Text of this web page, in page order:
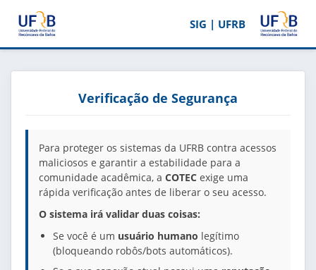
SIG | UFRB
Verificação de Segurança
Para proteger os sistemas da UFRB contra acessos
maliciosos e garantir a estabilidade para a
comunidade acadêmica, a COTEC exige uma
rápida verificação antes de liberar o seu acesso.
O sistema irá validar duas coisas:
Se você é um usuário humano legítimo
(bloqueando robôs/bots automáticos).